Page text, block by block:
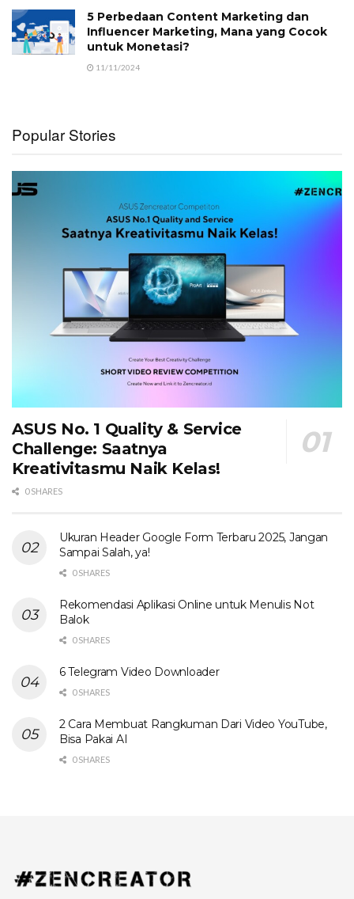
5 Perbedaan Content Marketing dan
Influencer Marketing, Mana yang Cocok
untuk Monetasi?
11/11/2024
Popular Stories
ASUS No. 1 Quality & Service
Challenge: Saatnya
Kreativitasmu Naik Kelas!
0 SHARES
Ukuran Header Google Form Terbaru 2025, Jangan
Sampai Salah, ya!
0 SHARES
Rekomendasi Aplikasi Online untuk Menulis Not
Balok
0 SHARES
6 Telegram Video Downloader
0 SHARES
2 Cara Membuat Rangkuman Dari Video YouTube,
Bisa Pakai AI
0 SHARES